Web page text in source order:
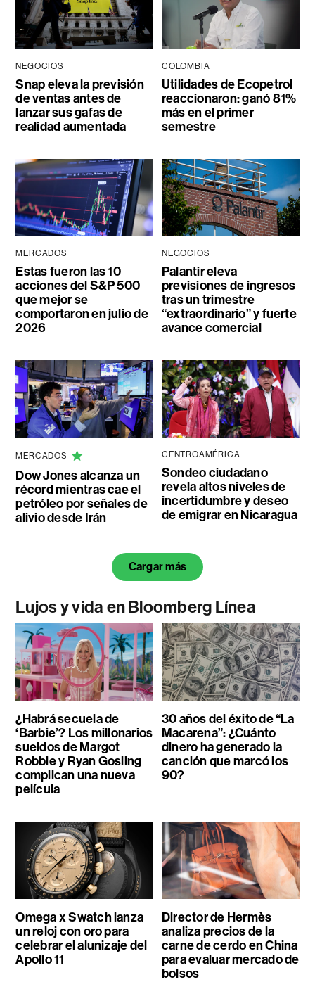
NEGOCIOS
Snap eleva la previsión
de ventas antes de
lanzar sus gafas de
realidad aumentada
COLOMBIA
Utilidades de Ecopetrol
reaccionaron: ganó 81%
más en el primer
semestre
MERCADOS
Estas fueron las 10
acciones del S&P 500
que mejor se
comportaron en julio de
2026
NEGOCIOS
Palantir eleva
previsiones de ingresos
tras un trimestre
“extraordinario” y fuerte
avance comercial
MERCADOS
Dow Jones alcanza un
récord mientras cae el
petróleo por señales de
alivio desde Irán
CENTROAMÉRICA
Sondeo ciudadano
revela altos niveles de
incertidumbre y deseo
de emigrar en Nicaragua
Cargar más
Lujos y vida en Bloomberg Línea
¿Habrá secuela de
‘Barbie’? Los millonarios
sueldos de Margot
Robbie y Ryan Gosling
complican una nueva
película
30 años del éxito de “La
Macarena”: ¿Cuánto
dinero ha generado la
canción que marcó los
90?
Omega x Swatch lanza
un reloj con oro para
celebrar el alunizaje del
Apollo 11
Director de Hermès
analiza precios de la
carne de cerdo en China
para evaluar mercado de
bolsos